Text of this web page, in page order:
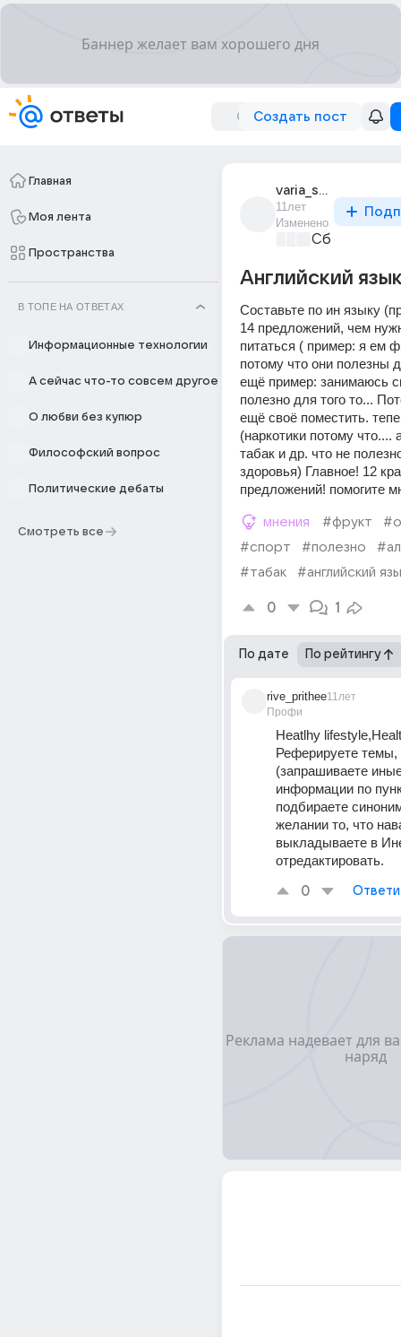
Создать пост
Главная
Моя лента
Пространства
В ТОПЕ НА ОТВЕТАХ
Информационные технологии
А сейчас что-то совсем другое
О любви без купюр
Философский вопрос
Политические дебаты
Смотреть все
varia_solntseva_5
11лет
Изменено
Сборная
Английский
Составьте по ин языку
14 предложений, чем
питаться ( пример: я ем
потому что они полезны
ещё пример: занимаюсь
полезно для того то...
ещё своё поместить.
(наркотики потому что....
табак и др. что не
здоровья) Главное! 12
предложений! помогите
мнения #фрукт
#спорт
#полезно
#табак
#английский
0 1
По дате По рейтингу
rive_prithee
Профи
11лет
Heatlhy
Реферируете темы,
(запрашиваете
информации по
подбираете
желании то, что
выкладываете в
отредактировать.
0